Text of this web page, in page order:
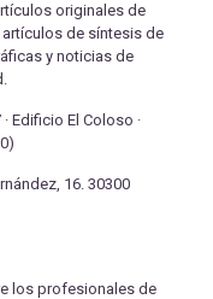
originales de
de síntesis de
y noticias de
Edificio El Coloso ·
16. 30300
los profesionales de